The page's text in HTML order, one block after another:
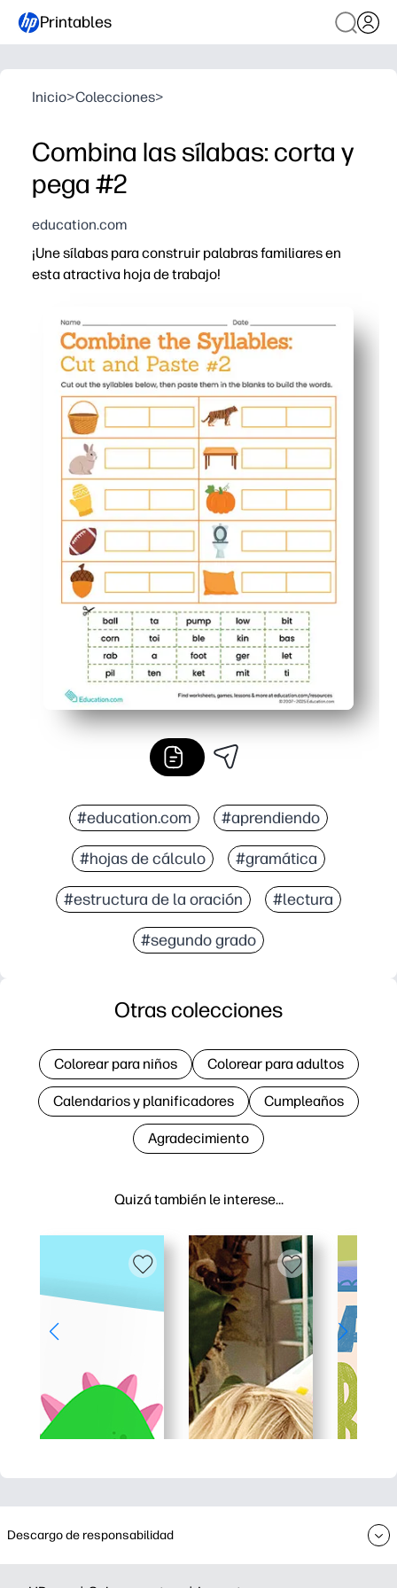
Printables
Inicio>Colecciones>
Combina las sílabas: corta y
pega #2
education.com
¡Une sílabas para construir palabras familiares en
esta atractiva hoja de trabajo!
Imprime y listo: sin preparación más allá de tijeras y
Las señales ilustradas y las cajas de sílabas ayudan
La acción de cortar y pegar mantiene a los alumnos
Funciona para centros, grupos pequeños o en el
#education.com #aprendiendo
#hojas de cálculo #gramática
#estructura de la oración #lectura
#segundo grado
Quizá también le interese…
Otras colecciones
Colorear para niños Colorear para adultos
Calendarios y planificadores Cumpleaños
Agradecimiento
Descargo de responsabilidad